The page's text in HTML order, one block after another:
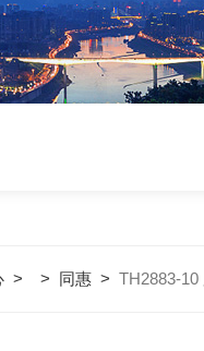
> > 同惠> TH2883-